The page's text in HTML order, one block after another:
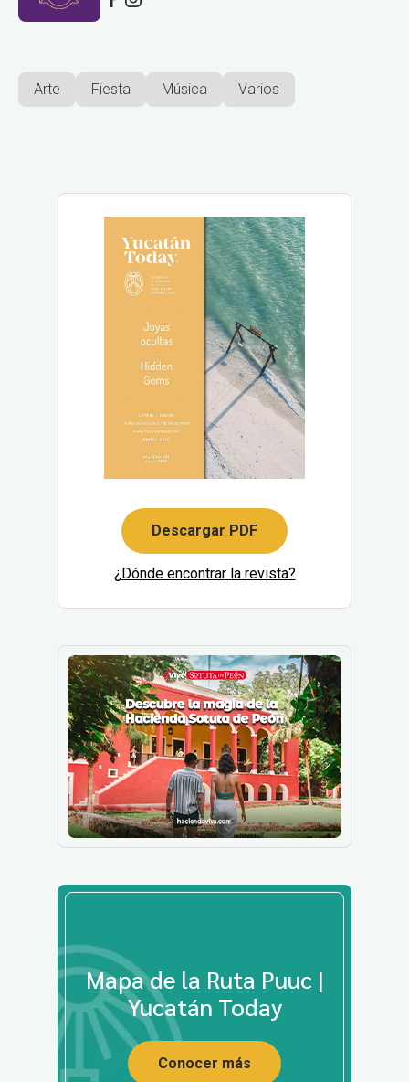
Arte Fiesta Música Varios
Descargar PDF
¿Dónde encontrar la revista?
Mapa de la Ruta Puuc |
Yucatán Today
Conocer más